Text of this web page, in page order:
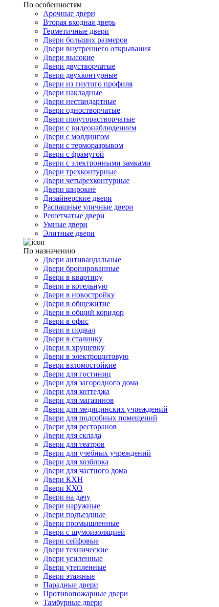
По особенностям
Арочные двери
Вторая входная дверь
Герметичные двери
Двери больших размеров
Двери внутреннего открывания
Двери высокие
Двери двустворчатые
Двери двухконтурные
Двери из гнутого профиля
Двери накладные
Двери нестандартные
Двери одностворчатые
Двери полуторастворчатые
Двери с видеонаблюдением
Двери с молдингом
Двери с терморазрывом
Двери с фрамугой
Двери с электронными замками
Двери трехконтурные
Двери четырехконтурные
Двери широкие
Дизайнерские двери
Распашные уличные двери
Решетчатые двери
Умные двери
Элитные двери
По назначению
Двери антивандальные
Двери бронированные
Двери в квартиру
Двери в котельную
Двери в новостройку
Двери в общежитие
Двери в общий коридор
Двери в офис
Двери в подвал
Двери в сталинку
Двери в хрущевку
Двери в электрощитовую
Двери взломостойкие
Двери для гостиниц
Двери для загородного дома
Двери для коттеджа
Двери для магазинов
Двери для медицинских учреждений
Двери для подсобных помещений
Двери для ресторанов
Двери для склада
Двери для театров
Двери для учебных учреждений
Двери для хозблока
Двери для частного дома
Двери КХН
Двери КХО
Двери на дачу
Двери наружные
Двери подъездные
Двери промышленные
Двери с шумоизоляцией
Двери сейфовые
Двери технические
Двери усиленные
Двери утепленные
Двери этажные
Парадные двери
Противопожарные двери
Тамбурные двери